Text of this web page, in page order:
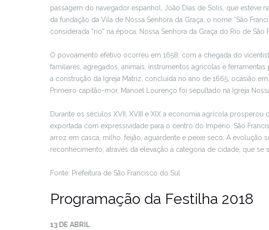
passagem do navegador espanhol, João Dias de Solis, que esteve
da fundação da Vila de Nossa Senhora da Graça, o nome “São
considerada “rio” na época: Nossa Senhora da Graça do Rio de São
O povoamento efetivo ocorreu em 1658, com a chegada do
familiares, agregados, animais, instrumentos agrícolas e
a construção da Igreja Matriz, concluída no ano de 1665, ocasião
Primeiro capitão-mor, Manoel Lourenço foi sepultado na Igreja
Durante os séculos XVII, XVIII e XIX a economia agrícola
exportada com expressividade para o centro do Império. São
arroz em casca, milho, feijão, aguardente e peixe seco. A evolução
reconhecimento, através da elevação à categoria de cidade, que se
Fonte: Prefeitura de São Francisco do Sul
Programação da Festilha 2018
13 DE ABRIL